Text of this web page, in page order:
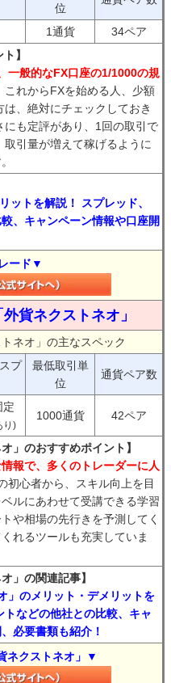
位
1通貨
34ペア
】
一般的なFX口座の1/1000の規
これからFXを始める人、少額
、絶対にチェックしておき
も定評があり、1回の取引で
引量が増えて稼げるように
ットを解説！ スプレッド、
、キャンペーン情報や口座開
ード▼
貨ネクストネオ」
ネオ」の主なスペック
プ
最低取引単
位
通貨ペア数
定
り)
1000通貨 42ペア
」のおすすめポイント】
報で、多くのトレーダーに人
初心者から、スキル向上を目
ルにあわせて受講できる学習
や相場の先行きを予測してく
れるツールも充実していま
」の関連記事】
」のメリット・デメリットを
などの他社との比較、キャ
必要書類も紹介！
ネクストネオ」▼